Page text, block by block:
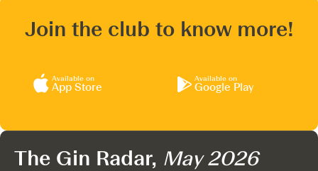
Join the club to know more!
Available on
App Store
Available on
Google Play
The Gin Radar, May 2026